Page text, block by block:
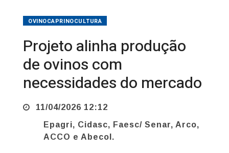
Projeto alinha produção
de ovinos com
necessidades do mercado
11/04/2026 12:12
Epagri, Cidasc, Faesc/ Senar, Arco,
ACCO e Abecol.